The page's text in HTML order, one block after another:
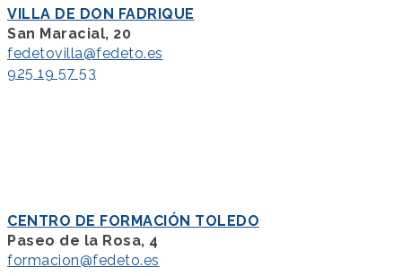
VILLA DE DON FADRIQUE
San Maracial, 20
fedetovilla@fedeto.es
925 19 57 53
CENTRO DE FORMACIÓN TOLEDO
Paseo de la Rosa, 4
formacion@fedeto.es